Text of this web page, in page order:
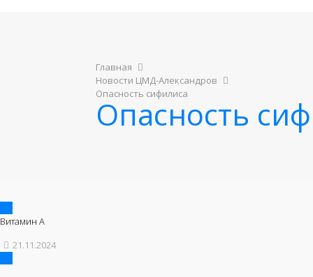
Главная
Новости ЦМД-Александров
Опасность сифилиса
Опасность
Витамин А
21.11.2024